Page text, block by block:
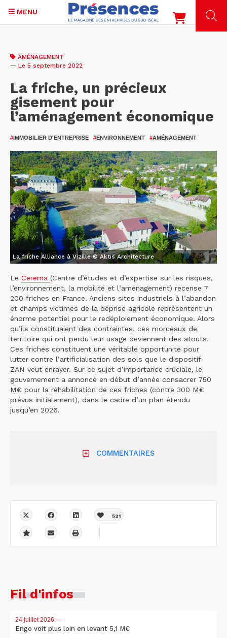
contenu
MENU
AMÉNAGEMENT
— Le 5 septembre 2022
La friche, un précieux
gisement pour
l’aménagement économique
#IMMOBILIER D'ENTREPRISE #ENVIRONNEMENT #AMÉNAGEMENT
La friche Alliance à Vizille © Aktis Architecture
Le Cerema (Centre d’études et d’expertise sur les risques,
l’environnement, la mobilité et l’aménagement) recense 7
200 friches en France. Anciens sites industriels à l’abandon
et champs victimes de la déprise agricole représentent un
énorme potentiel pour le redéploiement économique. Alors
qu’ils constituaient des contraintes, ces morceaux de
territoire qui ont perdu leur usage deviennent des atouts.
Ces friches constituent une véritable opportunité pour
lutter contre l’artificialisation des sols que le dispositif
ZAN veut enrayer. Sur ce sujet d’importance cruciale, le
gouvernement a annoncé en début d’année consacrer 750
M€ pour la réhabilitation de ces friches (contre 300 M€
prévus initialement), dans le cadre d’un plan étendu
jusqu’en 2026.
COMMENTAIRES
521
Fil d'infos
24 juillet 2026 —
Engo voit plus loin en levant 5,1 M€